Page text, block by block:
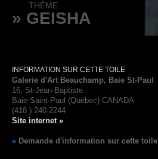
THÈME
» GEISHA
INFORMATION SUR CETTE TOILE
Galerie d'Art Beauchamp, Baie St-Paul
16, St-Jean-Baptiste
Baie-Saint-Paul (Québec) CANADA
(418 ) 240-2244
Site internet »
» Demande d'information sur cette toile